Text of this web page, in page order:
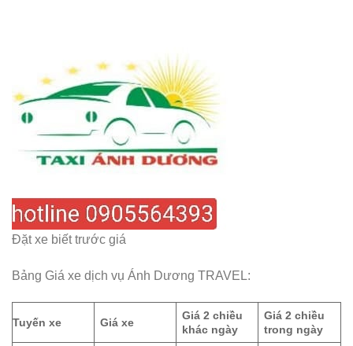
Đặt xe biết trước giá
Bảng Giá xe dịch vụ Ánh Dương TRAVEL:
Tuyến xe Giá xe
Giá 2 chiều
khác ngày
Giá 2 chiều
trong ngày